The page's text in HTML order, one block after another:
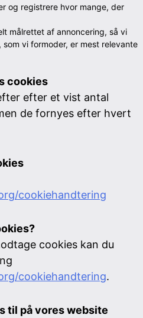
og registrere hvor mange, der
målrettet af annoncering, så vi
vi formoder, er mest relevante
cookies
efter et vist antal
de fornyes efter hvert
cookiehandtering
cookies kan du
cookiehandtering.
til på vores website